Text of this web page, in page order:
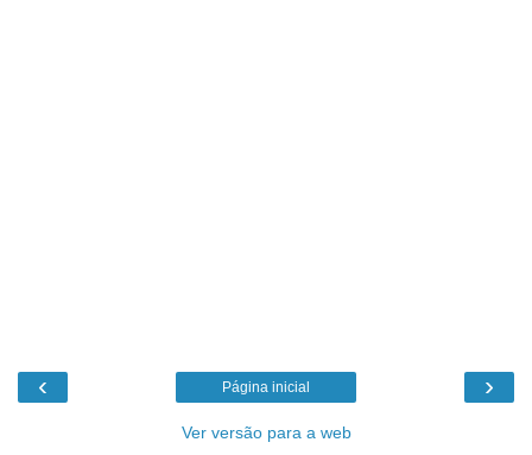
‹ ›
Página inicial
Ver versão para a web